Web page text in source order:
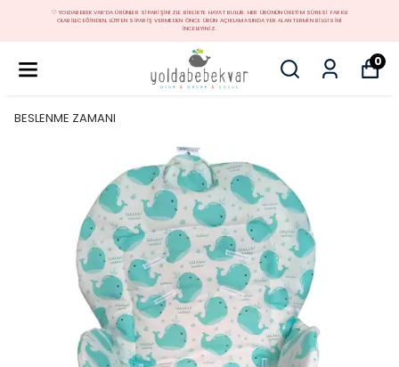
🤍 YOLDABEBEKVAR'DA ÜRÜNLER SIPARIŞINIZLE BIRLIKTE HAYAT BULUR. HER ÜRÜNÜN ÜRETIM SÜRESI FARKLI
OLABILECEĞINDEN, LÜTFEN SIPARIŞ VERMEDEN ÖNCE ÜRÜN AÇIKLAMASINDA YER ALAN TERMIN BILGISINI
INCELEYINIZ.
0
BESLENME ZAMANI